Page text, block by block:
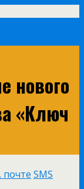
нового
«Ключ
почте SMS